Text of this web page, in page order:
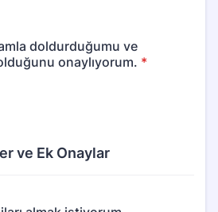
doldurduğumu ve
onaylıyorum. *
ve Ek Onaylar